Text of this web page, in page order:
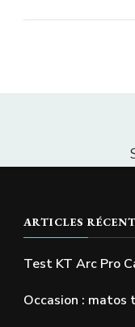
ARTICLES
Test KT Arc Pro
Occasion :